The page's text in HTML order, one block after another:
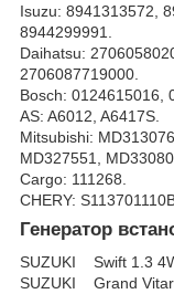
Isuzu: 8941313572,
8944299991.
Daihatsu:
2706087719000.
Bosch: 0124615016,
AS: A6012, A6417S.
Mitsubishi:
MD327551,
Cargo: 111268.
CHERY:
Генератор
SUZUKI Swift 1.3
SUZUKI Grand